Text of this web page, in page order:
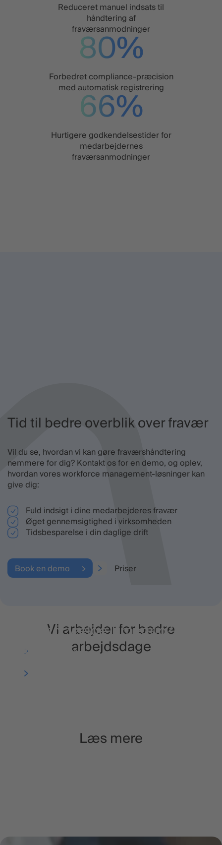
Reduceret manuel indsats til
håndtering af
fraværsanmodninger
84%
Forbedret compliance-præcision
med automatisk registrering
69%
Hurtigere godkendelsestider for
medarbejdernes
fraværsanmodninger
Tid til bedre overblik over fravær
Vil du se, hvordan vi kan gøre fraværshåndtering
nemmere for dig? Kontakt os for en demo, og oplev,
hvordan vores workforce management-løsninger kan
give dig:
Fuld indsigt i dine medarbejderes fravær
Øget gennemsigtighed i virksomheden
Tidsbesparelse i din daglige drift
Book en demo Priser
Vi arbejder for bedre
arbejdsdage
Hvorfor vælge Timegrip?
Læs mere
Priser
Læs mere
Lønoutput og